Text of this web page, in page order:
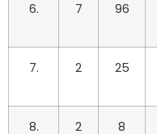
6. 7 96
7. 2 25
8. 2 8